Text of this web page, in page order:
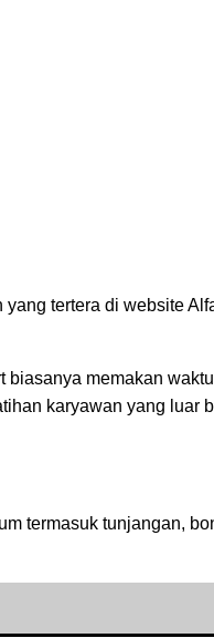
tertera di website
biasanya memakan
karyawan yang luar
termasuk tunjangan,